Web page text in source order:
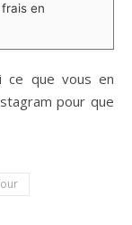
en
ce que vous en
pour que